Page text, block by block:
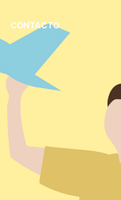
CONTACTO